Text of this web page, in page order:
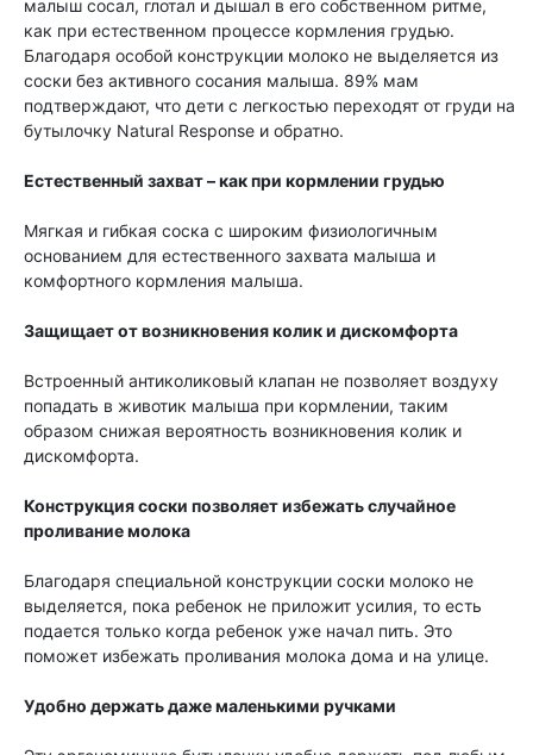
малыш сосал, глотал и дышал в его собственном ритме,
как при естественном процессе кормления грудью.
Благодаря особой конструкции молоко не выделяется из
соски без активного сосания малыша. 89% мам
подтверждают, что дети с легкостью переходят от груди на
бутылочку Natural Response и обратно.
Естественный захват – как при кормлении грудью
Мягкая и гибкая соска с широким физиологичным
основанием для естественного захвата малыша и
комфортного кормления малыша​.
Защищает от возникновения колик и дискомфорта
Встроенный антиколиковый клапан не позволяет воздуху
попадать в животик малыша при кормлении, таким
образом снижая вероятность возникновения колик и
дискомфорта.
Конструкция соски позволяет избежать случайное
проливание молока
Благодаря специальной конструкции соски молоко не
выделяется, пока ребенок не приложит усилия, то есть
подается только когда ребенок уже начал пить. Это
поможет избежать проливания молока дома и на улице.​
Удобно держать даже маленькими ручками​